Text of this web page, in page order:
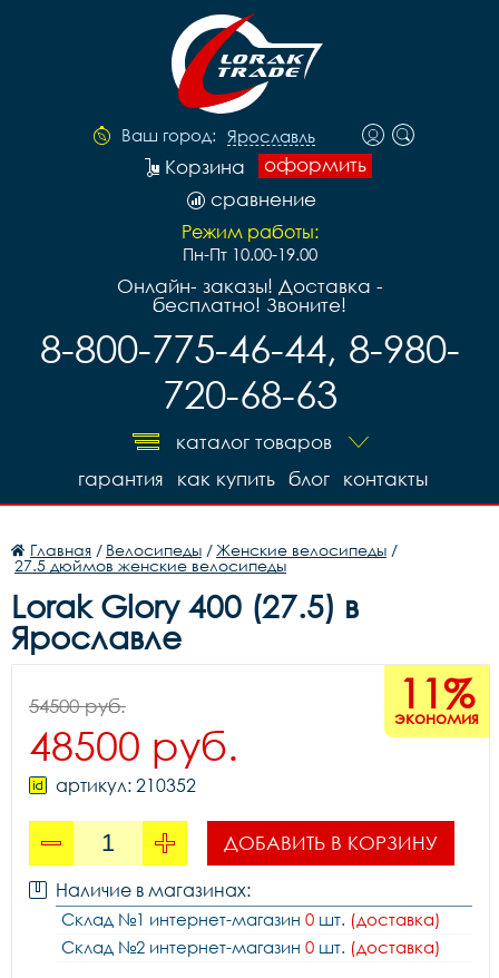
Ваш город: Ярославль
оформить
Корзина
сравнение
Режим работы:
Пн-Пт 10.00-19.00
Онлайн- заказы! Доставка -
бесплатно! Звоните!
8-800-775-46-44, 8-980-
720-68-63
каталог товаров
контакты
блог
как купить
гарантия
Главная / Велосипеды / Женские велосипеды /
27.5 дюймов женские велосипеды
Lorak Glory 400 (27.5) в
Ярославле
11%
экономия
54500 руб.
48500 руб.
артикул: 210352
ДОБАВИТЬ В КОРЗИНУ
Наличие в магазинах:
Склад №1 интернет-магазин 0 шт. (доставка)
Склад №2 интернет-магазин 0 шт. (доставка)